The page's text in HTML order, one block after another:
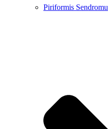
Piriformis Sendromu